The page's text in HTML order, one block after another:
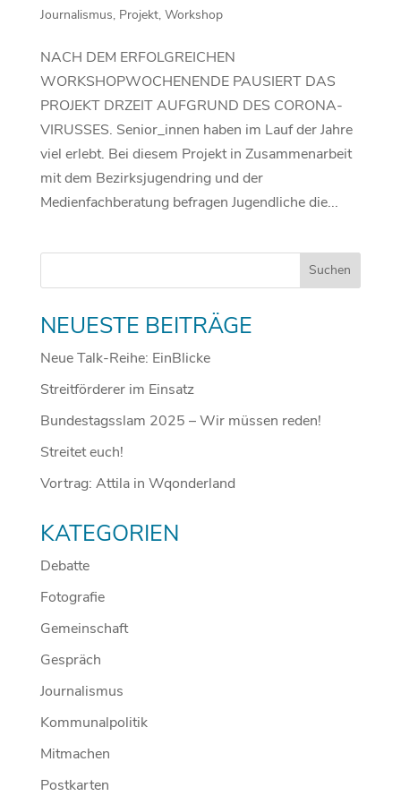
Journalismus, Projekt, Workshop
NACH DEM ERFOLGREICHEN
WORKSHOPWOCHENENDE PAUSIERT DAS
PROJEKT DRZEIT AUFGRUND DES CORONA-
VIRUSSES. Senior_innen haben im Lauf der Jahre
viel erlebt. Bei diesem Projekt in Zusammenarbeit
mit dem Bezirksjugendring und der
Medienfachberatung befragen Jugendliche die...
NEUESTE BEITRÄGE
Neue Talk-Reihe: EinBlicke
Streitförderer im Einsatz
Bundestagsslam 2025 – Wir müssen reden!
Streitet euch!
Vortrag: Attila in Wqonderland
KATEGORIEN
Debatte
Fotografie
Gemeinschaft
Gespräch
Journalismus
Kommunalpolitik
Mitmachen
Postkarten